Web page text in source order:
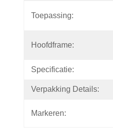
Toepassing:
Hoofdframe:
Specificatie:
Verpakking Details:
Markeren: